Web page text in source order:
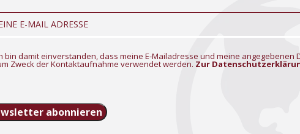
bin damit einverstanden, dass meine E-Mailadresse und meine angegebenen
Zweck der Kontaktaufnahme verwendet werden. Zur
abonnieren